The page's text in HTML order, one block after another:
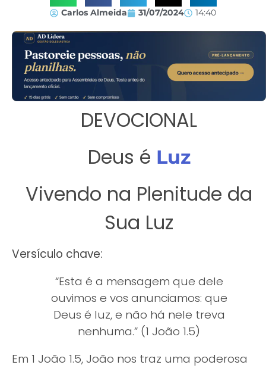
Carlos Almeida 31/07/2024 14:40
DEVOCIONAL
Deus é Luz
Vivendo na Plenitude da
Sua Luz
Versículo chave:
“Esta é a mensagem que dele
ouvimos e vos anunciamos: que
Deus é luz, e não há nele treva
nenhuma.” (1 João 1.5)
Em 1 João 1.5, João nos traz uma poderosa